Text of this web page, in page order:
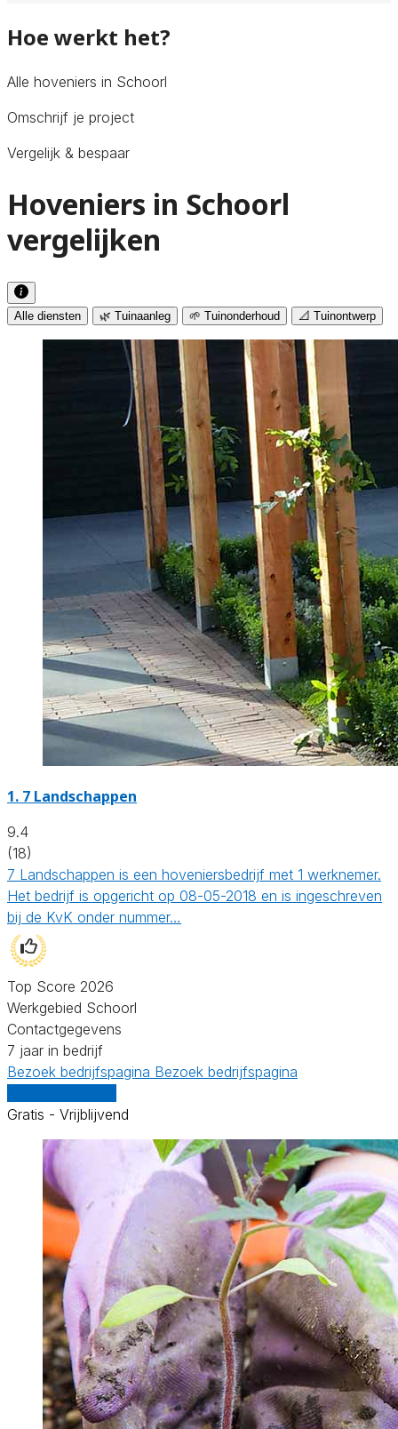
Hoe werkt het?
Alle hoveniers in Schoorl
Omschrijf je project
Vergelijk & bespaar
Hoveniers in Schoorl
vergelijken
Alle diensten 🌿 Tuinaanleg 🌱 Tuinonderhoud 📐 Tuinontwerp
1. 7 Landschappen
9.4
(18)
7 Landschappen is een hoveniersbedrijf met 1 werknemer.
Het bedrijf is opgericht op 08-05-2018 en is ingeschreven
bij de KvK onder nummer…
Top Score 2026
Werkgebied Schoorl
Contactgegevens
7 jaar in bedrijf
Bezoek bedrijfspagina Bezoek bedrijfspagina
Gratis - Vrijblijvend